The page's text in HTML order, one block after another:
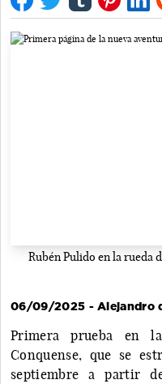
Rubén Pulido en la rueda
06/09/2025 - Alejandro
Primera prueba en
Conquense, que se
septiembre a partir